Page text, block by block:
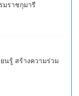
มราชกุมารี
นรู้ สร้างความร่วม